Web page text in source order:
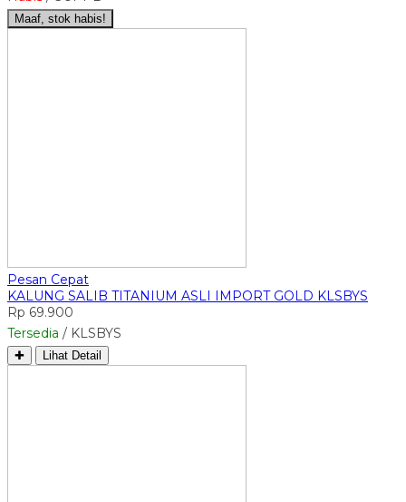
Maaf, stok habis!
Pesan Cepat
KALUNG SALIB TITANIUM ASLI IMPORT GOLD KLSBYS
Rp 69.900
Tersedia / KLSBYS
✚ Lihat Detail